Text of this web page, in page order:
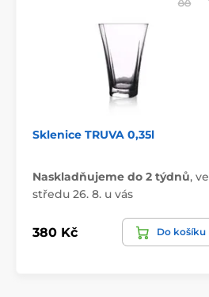
Sklenice TRUVA 0,35l
Naskladňujeme do 2 týdnů, ve
středu 26. 8. u vás
380 Kč Do košíku